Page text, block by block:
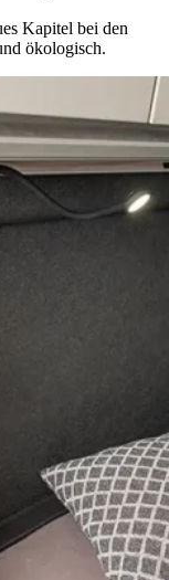
Kapitel bei den
ökologisch.